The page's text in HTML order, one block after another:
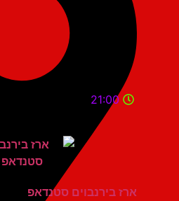
21:00
ארז בירנבוים סטנדאפ